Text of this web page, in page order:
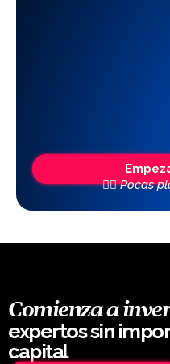
👆🏼 Pocas
Comienza a
expertos sin
capital